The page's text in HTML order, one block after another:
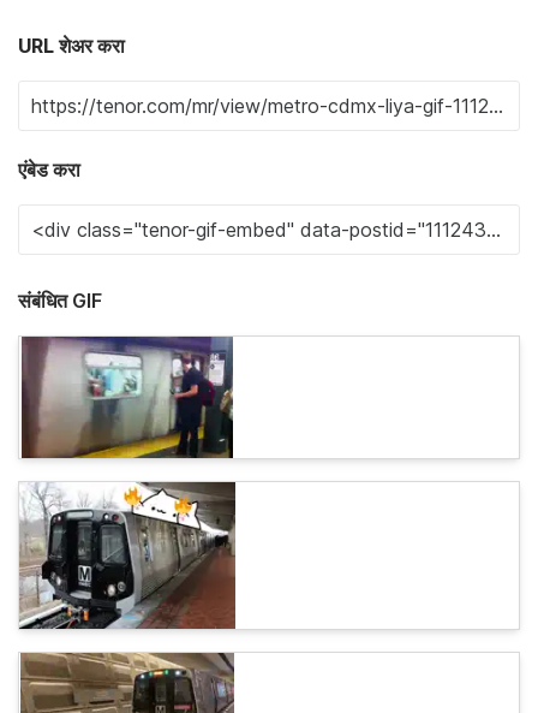
URL शेअर करा
एंबेड करा
संबंधित GIF